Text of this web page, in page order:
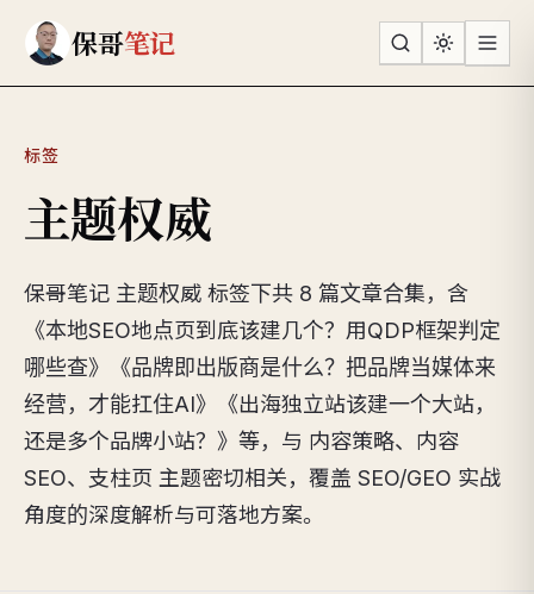
保哥笔记
标签
主题权威
保哥笔记 主题权威 标签下共 8 篇文章合集，含
《本地SEO地点页到底该建几个？用QDP框架判定
哪些查》《品牌即出版商是什么？把品牌当媒体来
经营，才能扛住AI》《出海独立站该建一个大站，
还是多个品牌小站？》等，与 内容策略、内容
SEO、支柱页 主题密切相关，覆盖 SEO/GEO 实战
角度的深度解析与可落地方案。